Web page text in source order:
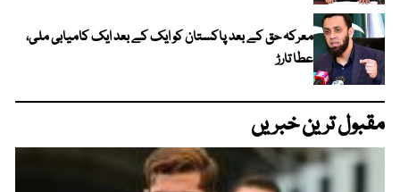
معرکہ حق کے بعد پاکستان کو ایک کے بعد ایک کامیابی ملی،
عطا تارڑ
مقبول ترین خبریں